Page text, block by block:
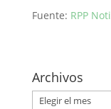
Fuente: RPP
Archivos
Archivos